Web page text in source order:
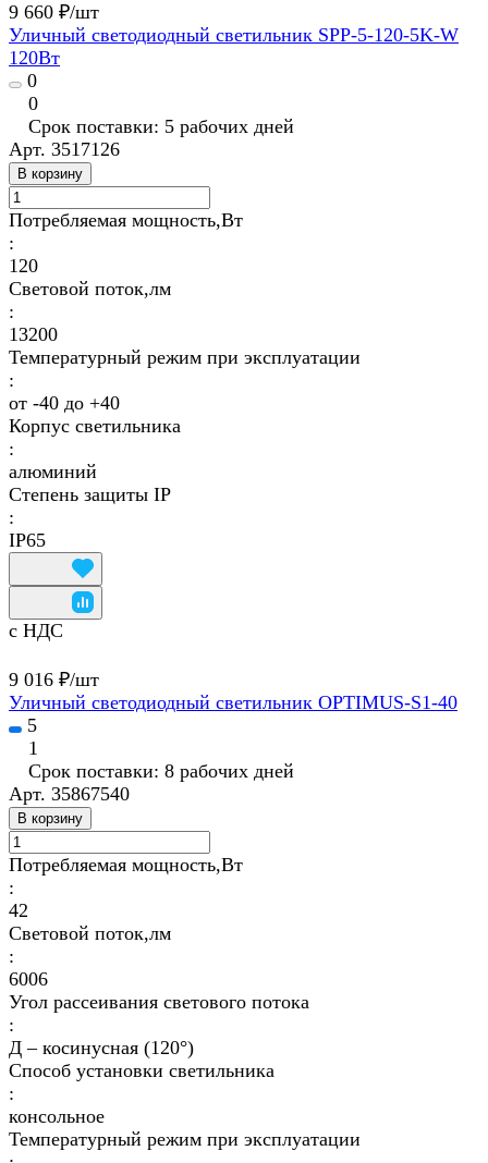
9 660 ₽/шт
Уличный светодиодный светильник SPP-5-120-5K-W
120Вт
0
0
Срок поставки: 5 рабочих дней
Арт. 3517126
В корзину
Потребляемая мощность,Вт
:
120
Световой поток,лм
:
13200
Температурный режим при эксплуатации
:
от -40 до +40
Корпус светильника
:
алюминий
Степень защиты IP
:
IP65
с НДС
9 016 ₽/шт
Уличный светодиодный светильник OPTIMUS-S1-40
5
1
Срок поставки: 8 рабочих дней
Арт. 35867540
В корзину
Потребляемая мощность,Вт
:
42
Световой поток,лм
:
6006
Угол рассеивания светового потока
:
Д – косинусная (120°)
Способ установки светильника
:
консольное
Температурный режим при эксплуатации